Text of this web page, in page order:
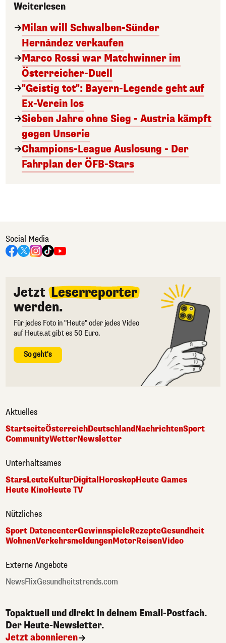
Weiterlesen
Milan will Schwalben-Sünder
Hernández verkaufen
Marco Rossi war Matchwinner im
Österreicher-Duell
"Geistig tot": Bayern-Legende geht auf
Ex-Verein los
Sieben Jahre ohne Sieg - Austria kämpft
gegen Unserie
Champions-League Auslosung - Der
Fahrplan der ÖFB-Stars
Social Media
Jetzt Leserreporter
werden.
Für jedes Foto in "Heute" oder jedes Video
auf Heute.at gibt es 50 Euro.
So geht's
Aktuelles
StartseiteÖsterreichDeutschlandNachrichtenSport
CommunityWetterNewsletter
Unterhaltsames
StarsLeuteKulturDigital HoroskopHeute Games
Heute KinoHeute TV
Nützliches
Sport DatencenterGewinnspieleRezepteGesundheit
WohnenVerkehrsmeldungenMotorReisenVideo
Externe Angebote
NewsFlixGesundheitstrends.com
Topaktuell und direkt in deinem Email-Postfach.
Der Heute-Newsletter.
Jetzt abonnieren